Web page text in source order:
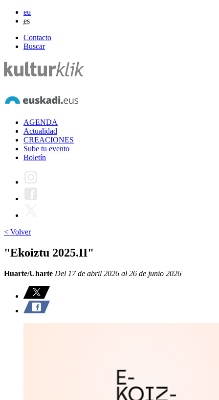
eu
es
Contacto
Buscar
AGENDA
Actualidad
CREACIONES
Sube tu evento
Boletín
< Volver
"Ekoiztu 2025.II"
Huarte/Uharte Del 17 de abril 2026 al 26 de junio 2026